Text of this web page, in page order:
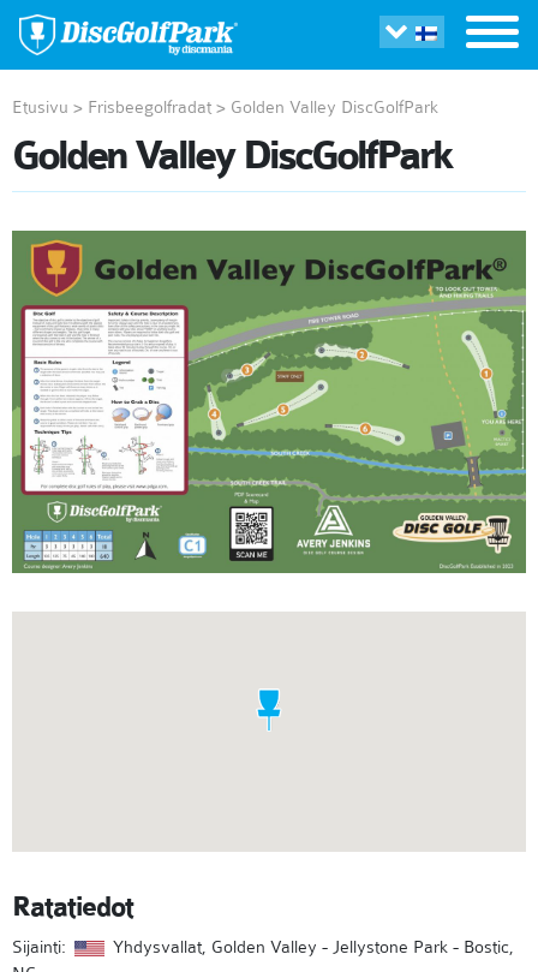
Etusivu > Frisbeegolfradat > Golden Valley DiscGolfPark
Golden Valley DiscGolfPark
Ratatiedot
Sijainti:
Yhdysvallat, Golden Valley - Jellystone Park - Bostic,